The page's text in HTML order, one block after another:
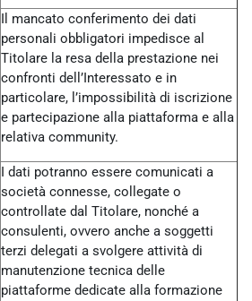
Il mancato conferimento dei dati
personali obbligatori impedisce al
Titolare la resa della prestazione nei
confronti dell’Interessato e in
particolare, l’impossibilità di iscrizione
e partecipazione alla piattaforma e alla
relativa community.
I dati potranno essere comunicati a
società connesse, collegate o
controllate dal Titolare, nonché a
consulenti, ovvero anche a soggetti
terzi delegati a svolgere attività di
manutenzione tecnica delle
piattaforme dedicate alla formazione